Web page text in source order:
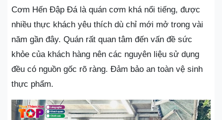
Cơm Hến Đập Đá là quán cơm khá nổi tiếng, được
nhiều thực khách yêu thích dù chỉ mới mở trong vài
năm gần đây. Quán rất quan tâm đến vấn đề sức
khỏe của khách hàng nên các nguyên liệu sử dụng
đều có nguồn gốc rõ ràng. Đảm bảo an toàn vệ sinh
thực phẩm.